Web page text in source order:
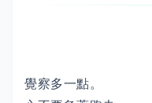
覺察多一點。